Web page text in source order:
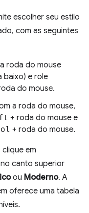
escolher seu estilo
com as seguintes
roda do mouse
baixo) e role
do mouse.
a roda do mouse,
+ roda do mouse e
+ roda do mouse.
em
canto superior
ou Moderno. A
oferece uma tabela